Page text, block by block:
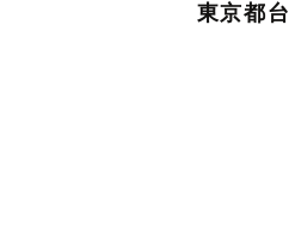
東京都